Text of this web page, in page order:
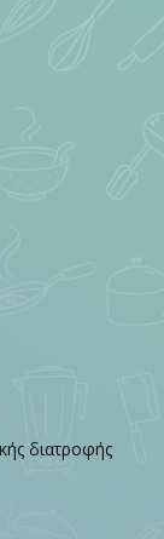
διατροφής